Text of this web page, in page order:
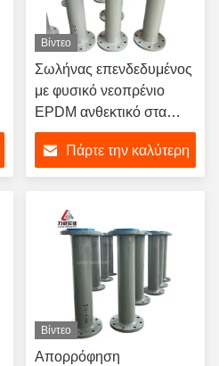
Βίντεο
Σωλήνας επενδεδυμένος
με φυσικό νεοπρένιο
EPDM ανθεκτικό στα
χημικά σύμφωνα με τα
πρότυπα DIN JIS για
αγωγούς αποθείωσης
ενέργειας
Πάρτε την καλύτερη
Βίντεο
Απορρόφηση